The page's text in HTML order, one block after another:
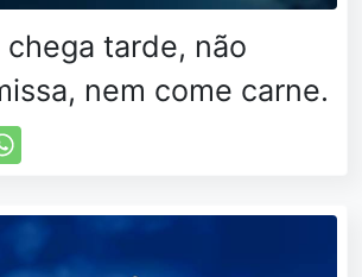
chega tarde, não
nem come carne.